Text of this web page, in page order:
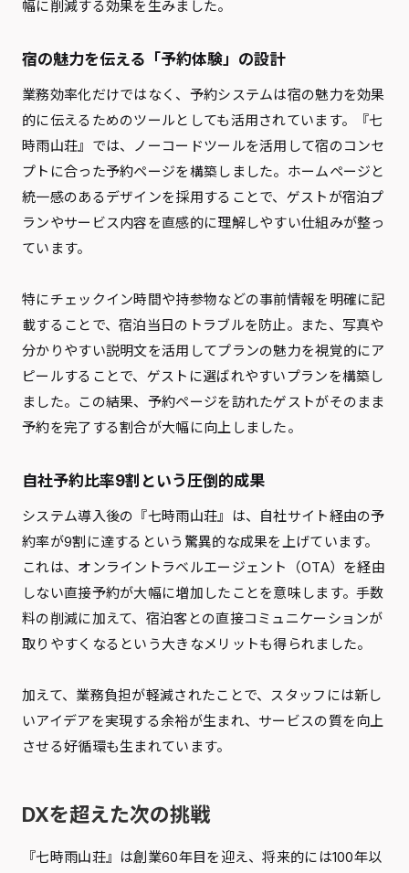
幅に削減する効果を生みました。
宿の魅力を伝える「予約体験」の設計
業務効率化だけではなく、予約システムは宿の魅力を効果
的に伝えるためのツールとしても活用されています。『七
時雨山荘』では、ノーコードツールを活用して宿のコンセ
プトに合った予約ページを構築しました。ホームページと
統一感のあるデザインを採用することで、ゲストが宿泊プ
ランやサービス内容を直感的に理解しやすい仕組みが整っ
ています。
特にチェックイン時間や持参物などの事前情報を明確に記
載することで、宿泊当日のトラブルを防止。また、写真や
分かりやすい説明文を活用してプランの魅力を視覚的にア
ピールすることで、ゲストに選ばれやすいプランを構築し
ました。この結果、予約ページを訪れたゲストがそのまま
予約を完了する割合が大幅に向上しました。
自社予約比率9割という圧倒的成果
システム導入後の『七時雨山荘』は、自社サイト経由の予
約率が9割に達するという驚異的な成果を上げています。
これは、オンライントラベルエージェント（OTA）を経由
しない直接予約が大幅に増加したことを意味します。手数
料の削減に加えて、宿泊客との直接コミュニケーションが
取りやすくなるという大きなメリットも得られました。
加えて、業務負担が軽減されたことで、スタッフには新し
いアイデアを実現する余裕が生まれ、サービスの質を向上
させる好循環も生まれています。
DXを超えた次の挑戦
『七時雨山荘』は創業60年目を迎え、将来的には100年以